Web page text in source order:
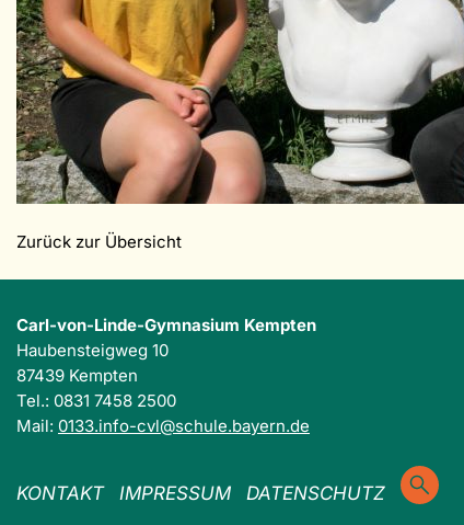
Zurück zur Übersicht
Carl-von-Linde-Gymnasium Kempten
Haubensteigweg 10
87439 Kempten
Tel.: 0831 7458 2500
Mail: 0133.info-cvl@schule.bayern.de
KONTAKT IMPRESSUM DATENSCHUTZ